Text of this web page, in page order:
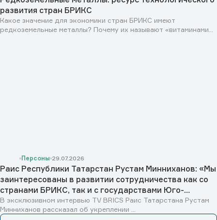
развития стран БРИКС
Какое значение для экономики стран БРИКС имеют
редкоземельные металлы? Почему их называют «витаминами...
Персоны 29.07.2026
Раис Республики Татарстан Рустам Минниханов: «Мы
заинтересованы в развитии сотрудничества как со
странами БРИКС, так и с государствами Юго-
Восточной Азии, Исламского мира и Латинской
Америки»
В эксклюзивном интервью TV BRICS Раис Татарстана Рустам
Минниханов рассказал об укреплении ...